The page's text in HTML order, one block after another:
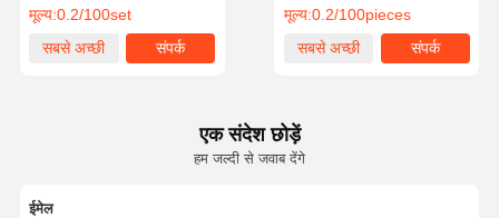
मूल्य:0.2/100set
सबसे अच्छी
संपर्क
मूल्य:0.2/100pieces
सबसे अच्छी
संपर्क
एक संदेश छोड़ें
हम जल्दी से जवाब देंगे
ईमेल